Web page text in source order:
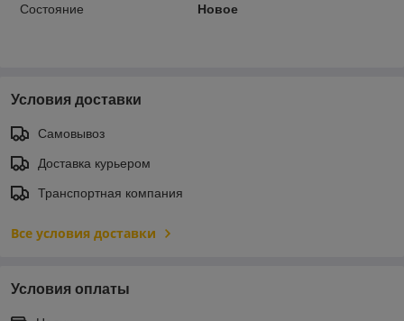
Состояние
Новое
Условия доставки
Самовывоз
Доставка курьером
Транспортная компания
Все условия доставки
Условия оплаты